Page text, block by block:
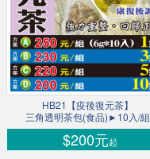
HB21【疫後復元茶】
三角透明茶包(食品)►10入/組
$200元起